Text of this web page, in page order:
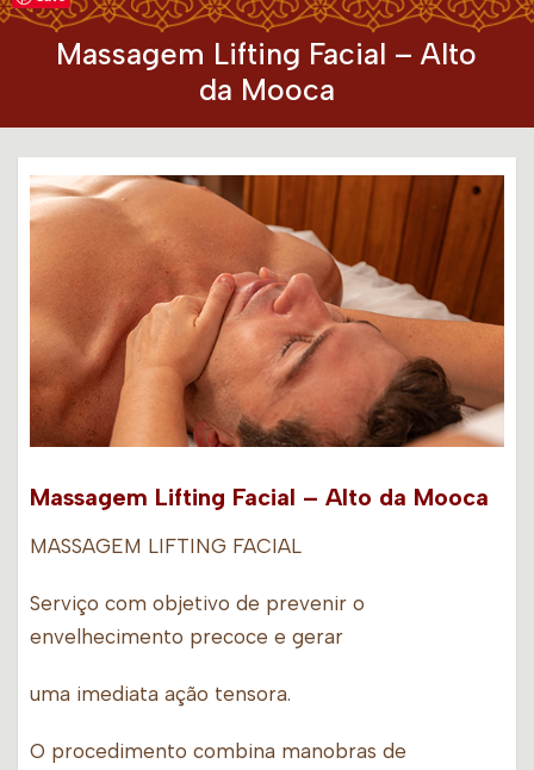
Massagem Lifting Facial – Alto
da Mooca
Massagem Lifting Facial – Alto da Mooca
MASSAGEM LIFTING FACIAL
Serviço com objetivo de prevenir o
envelhecimento precoce e gerar
uma imediata ação tensora.
O procedimento combina manobras de